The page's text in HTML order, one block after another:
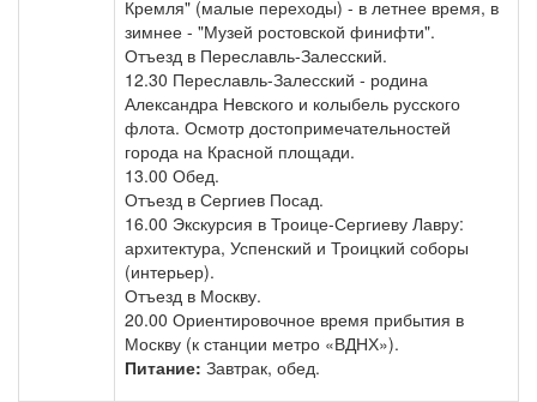
Кремля" (малые переходы) - в летнее время, в
зимнее - "Музей ростовской финифти".
Отъезд в Переславль-Залесский.
12.30 Переславль-Залесский - родина
Александра Невского и колыбель русского
флота. Осмотр достопримечательностей
города на Красной площади.
13.00 Обед.
Отъезд в Сергиев Посад.
16.00 Экскурсия в Троице-Сергиеву Лавру:
архитектура, Успенский и Троицкий соборы
(интерьер).
Отъезд в Москву.
20.00 Ориентировочное время прибытия в
Москву (к станции метро «ВДНХ»).
Питание: Завтрак, обед.